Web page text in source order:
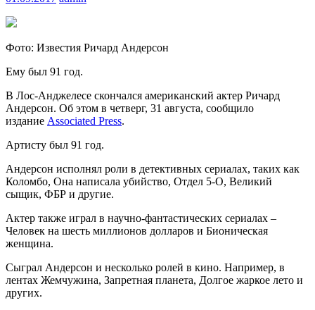
Фото: Известия Ричард Андерсон
Ему был 91 год.
В Лос-Анджелесе скончался американский актер Ричард
Андерсон. Об этом в четверг, 31 августа, сообщило
издание Associated Press.
Артисту был 91 год.
Андерсон исполнял роли в детективных сериалах, таких как
Коломбо, Она написала убийство, Отдел 5-O, Великий
сыщик, ФБР и другие.
Актер также играл в научно-фантастических сериалах –
Человек на шесть миллионов долларов и Бионическая
женщина.
Сыграл Андерсон и несколько ролей в кино. Например, в
лентах Жемчужина, Запретная планета, Долгое жаркое лето и
других.